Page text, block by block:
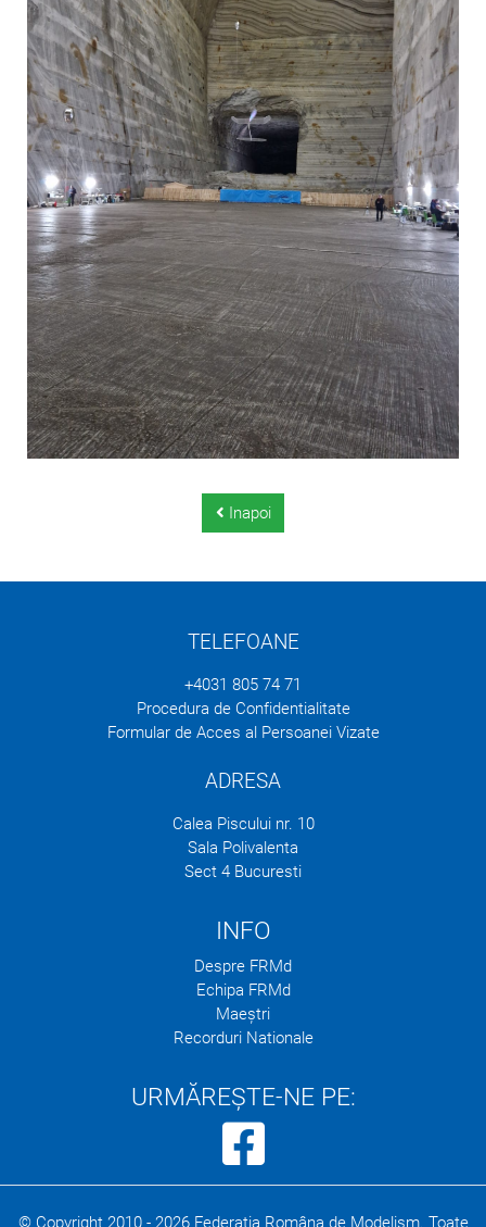
Inapoi
TELEFOANE
+4031 805 74 71
Procedura de Confidentialitate
Formular de Acces al Persoanei Vizate
ADRESA
Calea Piscului nr. 10
Sala Polivalenta
Sect 4 Bucuresti
INFO
Despre FRMd
Echipa FRMd
Maeștri
Recorduri Nationale
URMĂREȘTE-NE PE:
© Copyright 2010 - 2026Federația Româna de Modelism. Toate